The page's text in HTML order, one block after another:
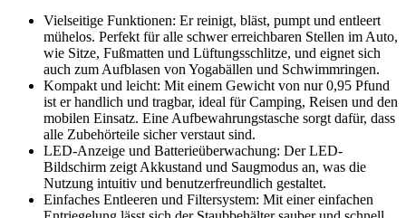
Vielseitige Funktionen: Er reinigt, bläst, pumpt und entleert
mühelos. Perfekt für alle schwer erreichbaren Stellen im Auto,
wie Sitze, Fußmatten und Lüftungsschlitze, und eignet sich
auch zum Aufblasen von Yogabällen und Schwimmringen.
Kompakt und leicht: Mit einem Gewicht von nur 0,95 Pfund
ist er handlich und tragbar, ideal für Camping, Reisen und den
mobilen Einsatz. Eine Aufbewahrungstasche sorgt dafür, dass
alle Zubehörteile sicher verstaut sind.
LED-Anzeige und Batterieüberwachung: Der LED-
Bildschirm zeigt Akkustand und Saugmodus an, was die
Nutzung intuitiv und benutzerfreundlich gestaltet.
Einfaches Entleeren und Filtersystem: Mit einer einfachen